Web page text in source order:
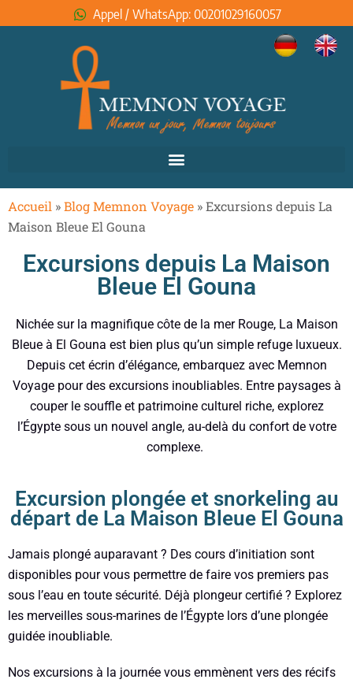
Appel / WhatsApp: 00201029160057
Accueil »Blog Memnon Voyage »Excursions depuis La
Maison Bleue El Gouna
Excursions depuis La Maison
Bleue El Gouna
Nichée sur la magnifique côte de la mer Rouge, La Maison
Bleue à El Gouna est bien plus qu’un simple refuge luxueux.
Depuis cet écrin d’élégance, embarquez avec Memnon
Voyage pour des excursions inoubliables. Entre paysages à
couper le souffle et patrimoine culturel riche, explorez
l’Égypte sous un nouvel angle, au-delà du confort de votre
complexe.
Excursion plongée et snorkeling au
départ de La Maison Bleue El Gouna
Jamais plongé auparavant ? Des cours d’initiation sont
disponibles pour vous permettre de faire vos premiers pas
sous l’eau en toute sécurité. Déjà plongeur certifié ? Explorez
les merveilles sous-marines de l’Égypte lors d’une plongée
guidée inoubliable.
Nos excursions à la journée vous emmènent vers des récifs